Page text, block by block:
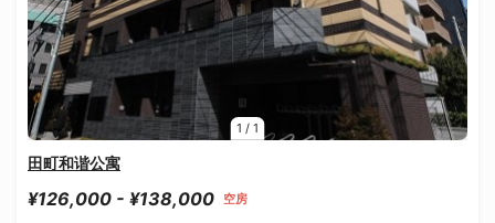
1 / 1
田町和谐公寓
¥126,000 - ¥138,000 空房